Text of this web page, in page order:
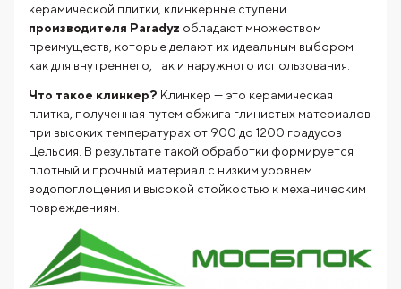
керамической плитки, клинкерные ступени
производителя Paradyz обладают множеством
преимуществ, которые делают их идеальным выбором
как для внутреннего, так и наружного использования.
Что такое клинкер? Клинкер — это керамическая
плитка, полученная путем обжига глинистых материалов
при высоких температурах от 900 до 1200 градусов
Цельсия. В результате такой обработки формируется
плотный и прочный материал с низким уровнем
водопоглощения и высокой стойкостью к механическим
повреждениям.